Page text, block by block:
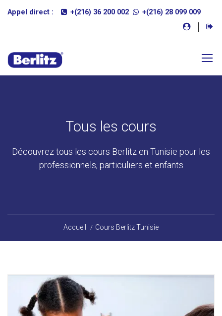
Appel direct : +(216) 36 200 002 +(216) 28 099 009
Tous les cours
Découvrez tous les cours Berlitz en Tunisie pour les
professionnels, particuliers et enfants
Accueil Cours Berlitz Tunisie